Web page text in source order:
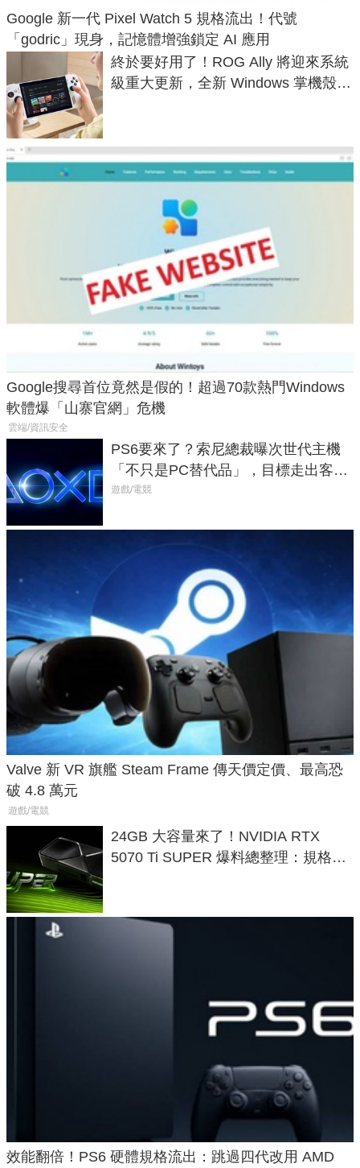
Google 新一代 Pixel Watch 5 規格流出！代號
「godric」現身，記憶體增強鎖定 AI 應用
終於要好用了！ROG Ally 將迎來系統
級重大更新，全新 Windows 掌機殼模
Google搜尋首位竟然是假的！超過70款熱門Windows
軟體爆「山寨官網」危機
雲端/資訊安全
PS6要來了？索尼總裁曝次世代主機
「不只是PC替代品」，目標走出客
廳、進軍電競桌面
遊戲/電競
Valve 新 VR 旗艦 Steam Frame 傳天價定價、最高恐
破 4.8 萬元
遊戲/電競
24GB 大容量來了！NVIDIA RTX
5070 Ti SUPER 爆料總整理：規格、
效能翻倍！PS6 硬體規格流出：跳過四代改用 AMD